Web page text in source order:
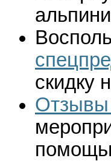
скидку
Отзывы